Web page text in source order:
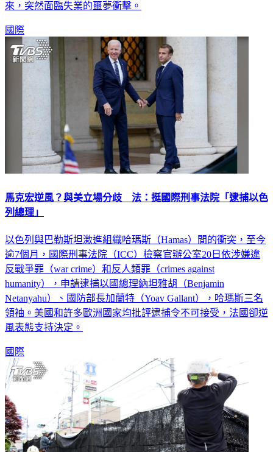
批澳洲電信黑箱決策、並未提前通知，導致大批員工一覺醒
國際
馬克宏逆風？與美立場分歧 法：挺國際刑事法院「逮捕以色
以色列與巴勒斯坦激進組織哈瑪斯（Hamas）間的衝突，至今
逾7個月，國際刑事法院（ICC）檢察官辦公室20日依涉嫌違
反戰爭罪（war crime）和反人類罪（crimes against
humanity），申請逮捕以國總理納坦雅胡（Benjamin
Netanyahu）、國防部長加蘭特（Yoav Gallant），哈瑪斯三名
領袖。美國和許多歐洲國家均批評逮捕令不可接受，法國卻逆
國際